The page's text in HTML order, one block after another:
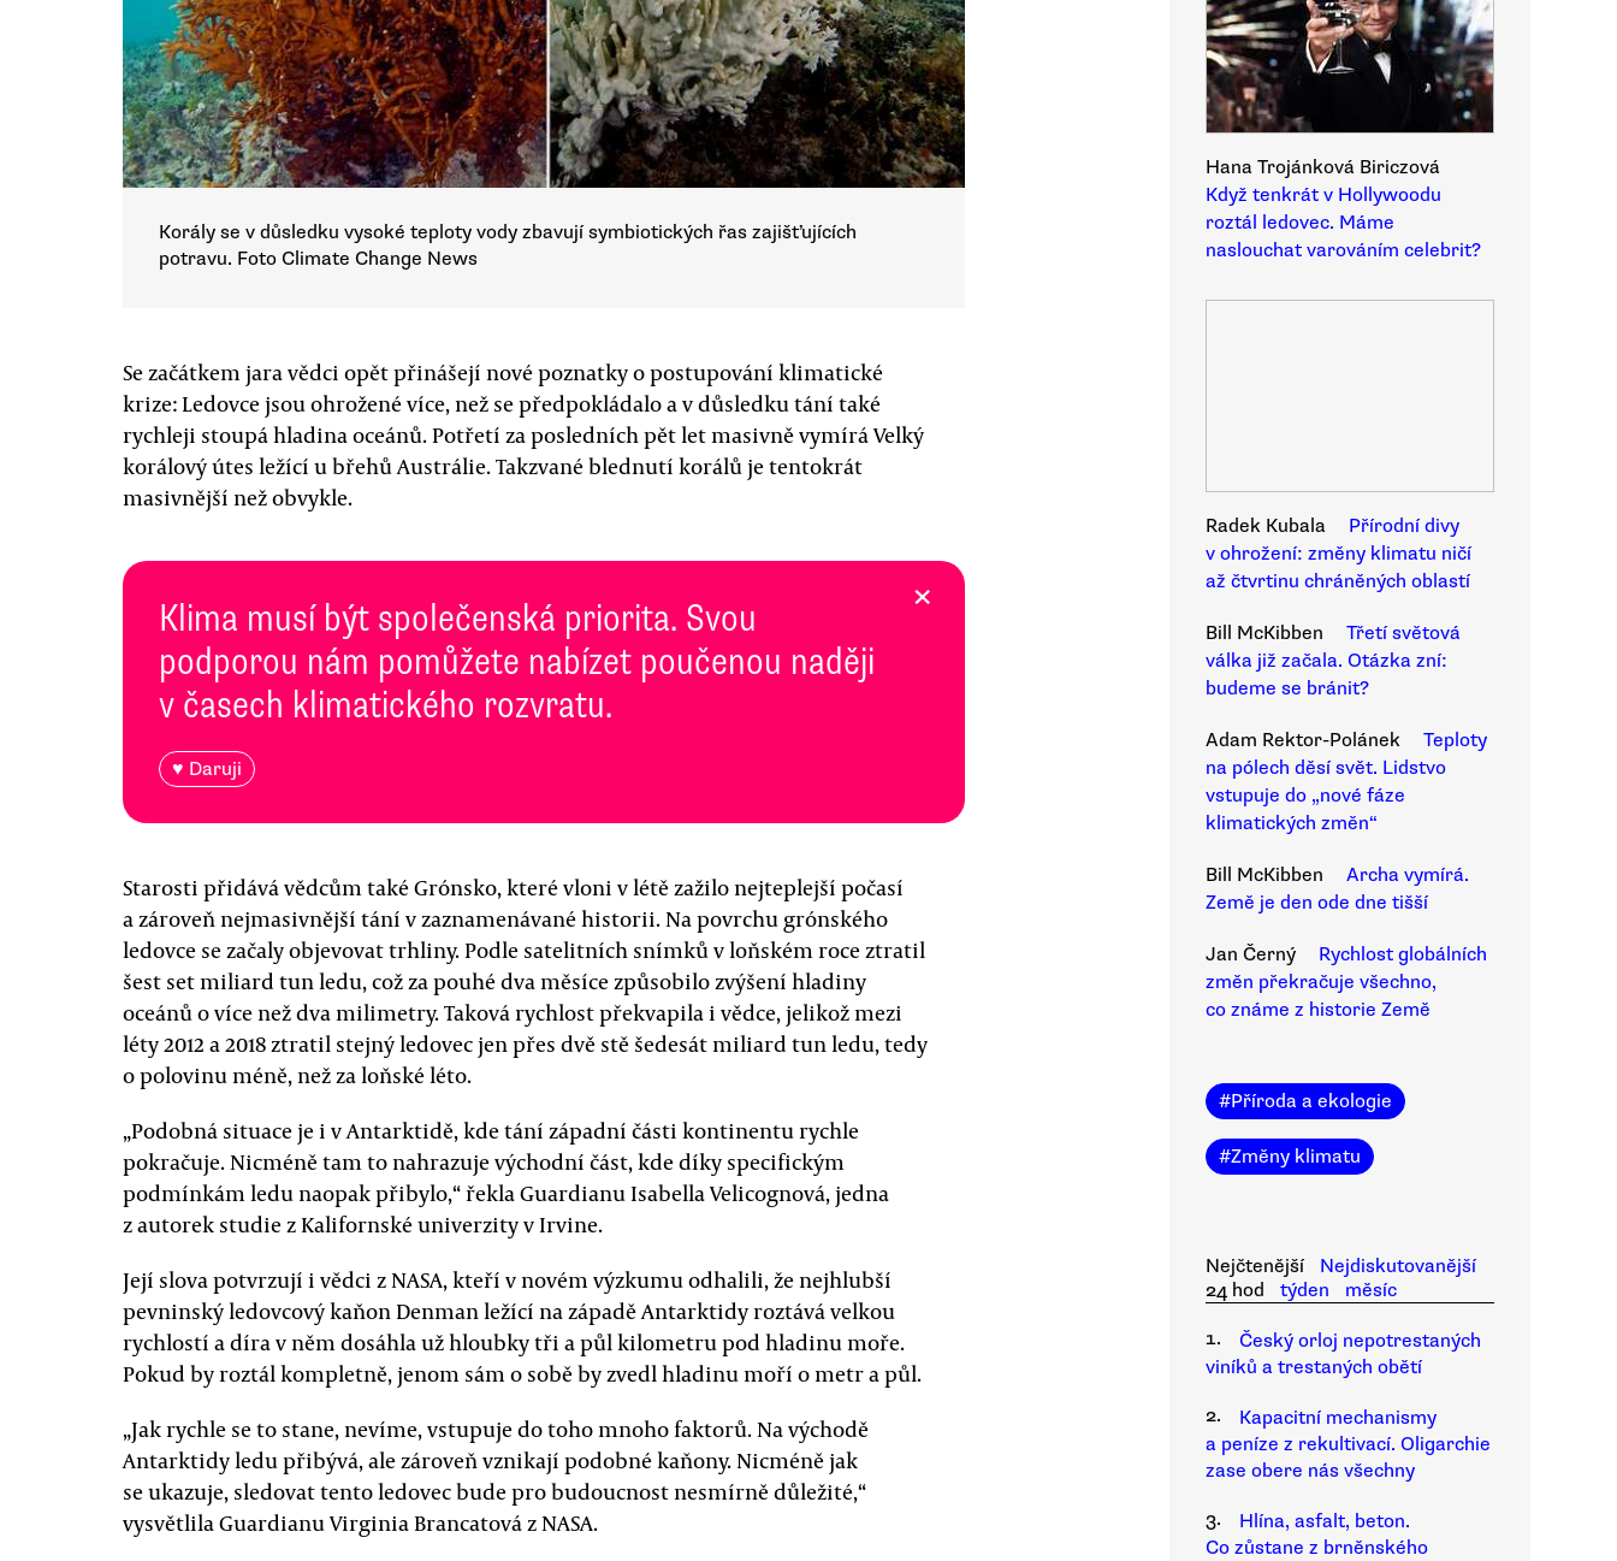
Korály se v důsledku vysoké teploty vody zbavují symbiotických řas zajišťujících
potravu. Foto Climate Change News
Se začátkem jara vědci opět přinášejí nové poznatky o postupování klimatické
krize: Ledovce jsou ohrožené více, než se předpokládalo a v důsledku tání také
rychleji stoupá hladina oceánů. Potřetí za posledních pět let masivně vymírá Velký
korálový útes ležící u břehů Austrálie. Takzvané blednutí korálů je tentokrát
masivnější než obvykle.
Klima musí být společenská priorita. Svou
podporou nám pomůžete nabízet poučenou naději
v časech klimatického rozvratu.
♥ Daruji
×
Starosti přidává vědcům také Grónsko, které vloni v létě zažilo nejteplejší počasí
a zároveň nejmasivnější tání v zaznamenávané historii. Na povrchu grónského
ledovce se začaly objevovat trhliny. Podle satelitních snímků v loňském roce ztratil
šest set miliard tun ledu, což za pouhé dva měsíce způsobilo zvýšení hladiny
oceánů o více než dva milimetry. Taková rychlost překvapila i vědce, jelikož mezi
léty 2012 a 2018 ztratil stejný ledovec jen přes dvě stě šedesát miliard tun ledu, tedy
o polovinu méně, než za loňské léto.
„Podobná situace je i v Antarktidě, kde tání západní části kontinentu rychle
pokračuje. Nicméně tam to nahrazuje východní část, kde díky specifickým
podmínkám ledu naopak přibylo,“ řekla Guardianu Isabella Velicognová, jedna
z autorek studie z Kalifornské univerzity v Irvine.
Její slova potvrzují i vědci z NASA, kteří v novém výzkumu odhalili, že nejhlubší
pevninský ledovcový kaňon Denman ležící na západě Antarktidy roztává velkou
rychlostí a díra v něm dosáhla už hloubky tři a půl kilometru pod hladinu moře.
Pokud by roztál kompletně, jenom sám o sobě by zvedl hladinu moří o metr a půl.
„Jak rychle se to stane, nevíme, vstupuje do toho mnoho faktorů. Na východě
Antarktidy ledu přibývá, ale zároveň vznikají podobné kaňony. Nicméně jak
se ukazuje, sledovat tento ledovec bude pro budoucnost nesmírně důležité,“
vysvětlila Guardianu Virginia Brancatová z NASA.
Hana Trojánková Biriczová
Když tenkrát v Hollywoodu
roztál ledovec. Máme
naslouchat varováním celebrit?
Radek Kubala
Přírodní divy
v ohrožení: změny klimatu ničí
až čtvrtinu chráněných oblastí
Bill McKibben
Třetí světová
válka již začala. Otázka zní:
budeme se bránit?
Adam Rektor-Polánek
Teploty
na pólech děsí svět. Lidstvo
vstupuje do „nové fáze
klimatických změn“
Bill McKibben
Archa vymírá.
Země je den ode dne tišší
Jan Černý
Rychlost globálních
změn překračuje všechno,
co známe z historie Země
#Příroda a ekologie
#Změny klimatu
Nejčtenější
Nejdiskutovanější
24 hod
týden
měsíc
1.
Český orloj nepotrestaných
viníků a trestaných obětí
2.
Kapacitní mechanismy
a peníze z rekultivací. Oligarchie
zase obere nás všechny
3.
Hlína, asfalt, beton.
Co zůstane z brněnského